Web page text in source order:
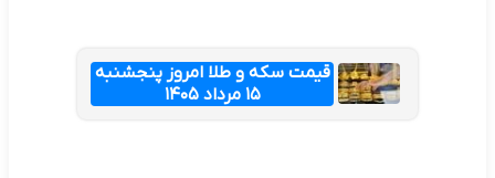
قیمت سکه و طلا امروز پنجشنبه
۱۵ مرداد ۱۴۰۵